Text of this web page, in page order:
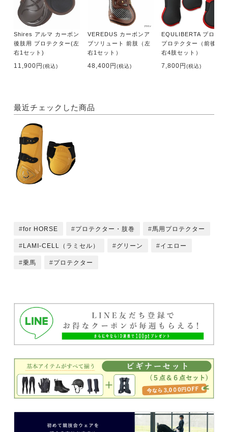
Shires アルマ カーボン
後肢用 プロテクター(左
右1セット)
11,900円(税込)
VEREDUS カーボンア
ブソリュート 前肢（左
右1セット）
48,400円(税込)
EQULIBERTA プロト
プロテクター（前後左
右4肢セット）
7,800円(税込)
最近チェックした商品
for HORSE プロテクター・肢巻 馬用プロテクター
LAMI-CELL（ラミセル） グリーン イエロー
乗馬 プロテクター